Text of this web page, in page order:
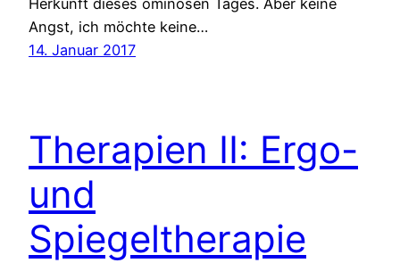
Angst, ich möchte keine…
14. Januar 2017
Therapien II: Ergo-
und
Spiegeltherapie